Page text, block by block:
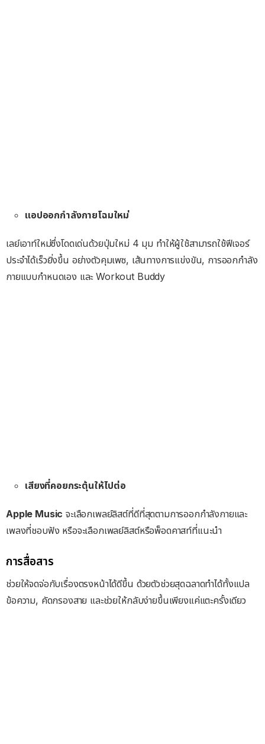
แอปออกกำลังกายโฉมใหม่
เลย์เอาท์ใหม่ซึ่งโดดเด่นด้วยปุ่มใหม่ 4 มุม ทำให้ผู้ใช้สามารถใช้ฟีเจอร์
ประจำได้เร็วยิ่งขึ้น อย่างตัวคุมเพซ, เส้นทางการแข่งขัน, การออกกำลัง
กายแบบกำหนดเอง และ Workout Buddy
เสียงที่คอยกระตุ้นให้ไปต่อ
Apple Music จะเลือกเพลย์ลิสต์ที่ดีที่สุดตามการออกกําลังกายและ
เพลงที่ชอบฟัง หรือจะเลือกเพลย์ลิสต์หรือพ็อดคาสท์ที่แนะนํา
การสื่อสาร
ช่วยให้จดจ่อกับเรื่องตรงหน้าได้ดีขึ้น ด้วยตัวช่วยสุดฉลาดทำได้ทั้งแปล
ข้อความ, คัดกรองสาย และช่วยให้กลับง่ายขึ้นเพียงแค่แตะครั้งเดียว